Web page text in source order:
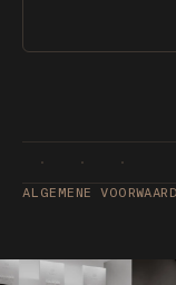
ALGEMENE